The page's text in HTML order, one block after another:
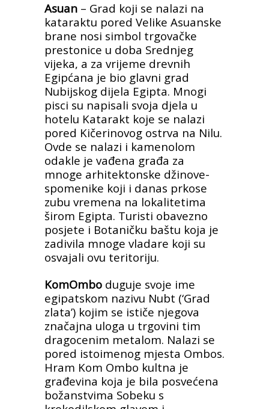
Asuan – Grad koji se nalazi na
kataraktu pored Velike Asuanske
brane nosi simbol trgovačke
prestonice u doba Srednjeg
vijeka, a za vrijeme drevnih
Egipćana je bio glavni grad
Nubijskog dijela Egipta. Mnogi
pisci su napisali svoja djela u
hotelu Katarakt koje se nalazi
pored Kičerinovog ostrva na Nilu.
Ovde se nalazi i kamenolom
odakle je vađena građa za
mnoge arhitektonske džinove-
spomenike koji i danas prkose
zubu vremena na lokalitetima
širom Egipta. Turisti obavezno
posjete i Botaničku baštu koja je
zadivila mnoge vladare koji su
osvajali ovu teritoriju.
KomOmbo duguje svoje ime
egipatskom nazivu Nubt (‘Grad
zlata’) kojim se ističe njegova
značajna uloga u trgovini tim
dragocenim metalom. Nalazi se
pored istoimenog mjesta Ombos.
Hram Kom Ombo kultna je
građevina koja je bila posvećena
božanstvima Sobeku s